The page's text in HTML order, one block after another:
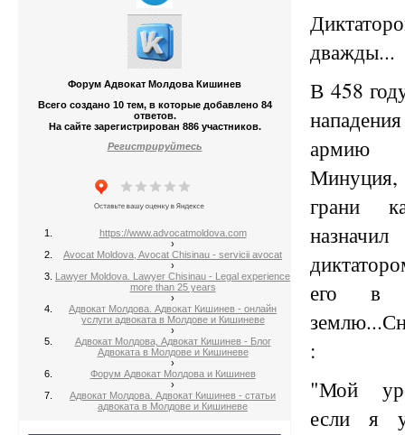
Форум Адвокат Молдова Кишинев
Всего создано 10 тем, в которые добавлено 84
ответов.
На сайте зарегистрирован 886 участников.
Регистрируйтесь
https://www.advocatmoldova.com
›
Avocat Moldova, Avocat Chisinau - servicii avocat
›
Lawyer Moldova. Lawyer Chisinau - Legal experience
more than 25 years
›
Адвокат Молдова. Адвокат Кишинев - онлайн
услуги адвоката в Молдове и Кишиневе
›
Адвокат Молдова, Адвокат Кишинев - Блог
Адвоката в Молдове и Кишиневе
›
Форум Адвокат Молдова и Кишинев
›
Адвокат Молдова. Адвокат Кишинев - статьи
адвоката в Молдове и Кишиневе
дважды...
В 458
армию
грани
его в
:
"Мой
если я